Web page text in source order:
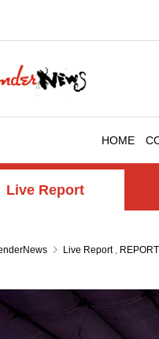
HOME
Live Report
Live Report , REPORT